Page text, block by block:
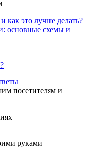
как это лучше делать?
основные схемы и
посетителям и
руками